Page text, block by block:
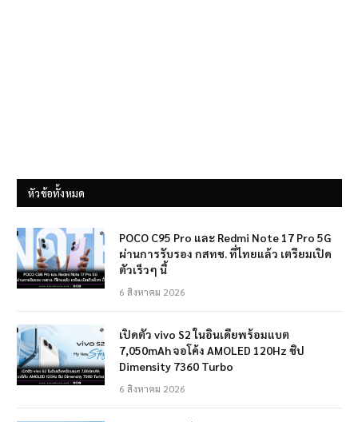
หัวข้อทั้งหมด
POCO C95 Pro และ Redmi Note 17 Pro 5G
ผ่านการรับรอง กสทช. ที่ไทยแล้ว เตรียมเปิด
ตัวเร็วๆ นี้
6 สิงหาคม 2026
เปิดตัว vivo S2 ในอินเดียพร้อมแบต
7,050mAh จอโค้ง AMOLED 120Hz ชิป
Dimensity 7360 Turbo
6 สิงหาคม 2026